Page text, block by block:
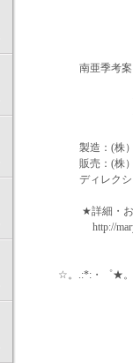
南亜季考案・
製造：(株）マ
販売：(株）Ｋ
ディレクショ
★詳細・お申
http://
☆。.:*:・゜★。